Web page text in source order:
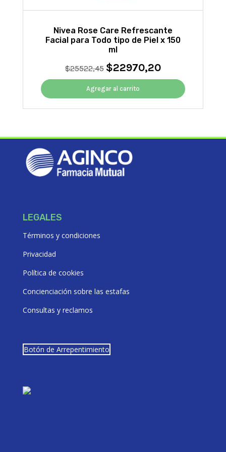
Nivea Rose Care Refrescante
Facial para Todo tipo de Piel x 150
ml
$25522,45 El
precio
original
era:
$25522,45.
$22970,20El
precio
es:
$22970,20.
Agregar al carrito
LEGALES
Términos y condiciones
Privacidad
Política de cookies
Concienciación sobre las estafas
Consultas y reclamos
Botón de Arrepentimiento